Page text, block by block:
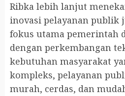
Ribka lebih lanjut
inovasi pelayanan publik
fokus utama pemerintah
dengan perkembangan
kebutuhan masyarakat
kompleks, pelayanan
murah, cerdas, dan